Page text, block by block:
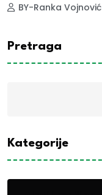
BY-Ranka Vojnović
Pretraga
Kategorije